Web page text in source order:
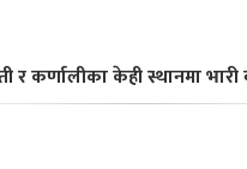
र कर्णालीका केही स्थानमा भारी